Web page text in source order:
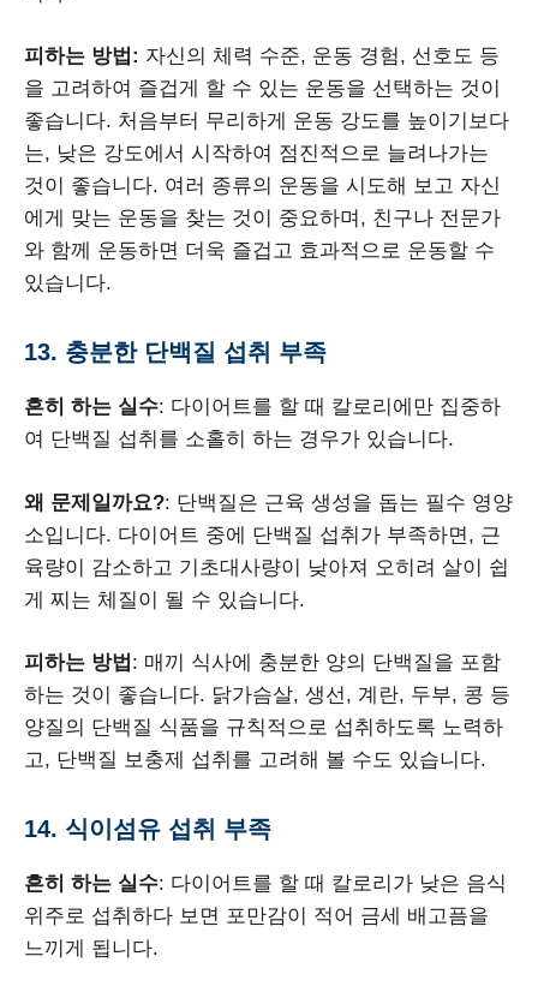
피하는 방법: 자신의 체력 수준, 운동 경험, 선호도 등
을 고려하여 즐겁게 할 수 있는 운동을 선택하는 것이
좋습니다. 처음부터 무리하게 운동 강도를 높이기보다
는, 낮은 강도에서 시작하여 점진적으로 늘려나가는
것이 좋습니다. 여러 종류의 운동을 시도해 보고 자신
에게 맞는 운동을 찾는 것이 중요하며, 친구나 전문가
와 함께 운동하면 더욱 즐겁고 효과적으로 운동할 수
있습니다.
13. 충분한 단백질 섭취 부족
흔히 하는 실수: 다이어트를 할 때 칼로리에만 집중하
여 단백질 섭취를 소홀히 하는 경우가 있습니다.
왜 문제일까요?: 단백질은 근육 생성을 돕는 필수 영양
소입니다. 다이어트 중에 단백질 섭취가 부족하면, 근
육량이 감소하고 기초대사량이 낮아져 오히려 살이 쉽
게 찌는 체질이 될 수 있습니다.
피하는 방법 : 매끼 식사에 충분한 양의 단백질을 포함
하는 것이 좋습니다. 닭가슴살, 생선, 계란, 두부, 콩 등
양질의 단백질 식품을 규칙적으로 섭취하도록 노력하
고, 단백질 보충제 섭취를 고려해 볼 수도 있습니다.
14. 식이섬유 섭취 부족
흔히 하는 실수: 다이어트를 할 때 칼로리가 낮은 음식
위주로 섭취하다 보면 포만감이 적어 금세 배고픔을
느끼게 됩니다.